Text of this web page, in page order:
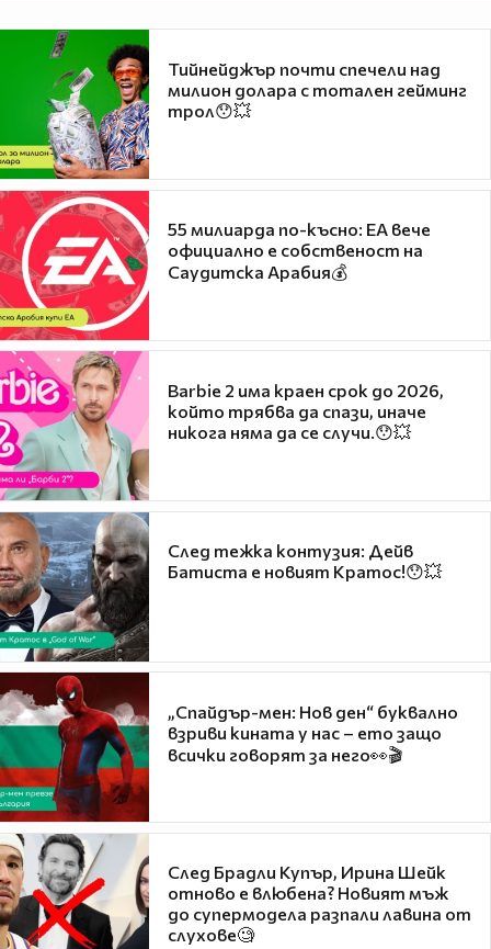
Тийнейджър почти спечели над
милион долара с тотален гейминг
трол😯💥
55 милиарда по-късно: EA вече
официално е собственост на
Саудитска Арабия💰
Barbie 2 има краен срок до 2026,
който трябва да спази, иначе
никога няма да се случи.😯💥
След тежка контузия: Дейв
Батиста е новият Кратос!😯💥
„Спайдър-мен: Нов ден“ буквално
взриви кината у нас – ето защо
всички говорят за него👀🎬
След Брадли Купър, Ирина Шейк
отново е влюбена? Новият мъж
до супермодела разпали лавина от
слухове🧐